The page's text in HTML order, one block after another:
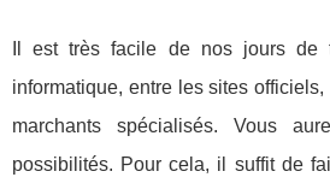
Il est très facile de nos jours de
informatique, entre les sites
marchants spécialisés. Vous
possibilités. Pour cela, il suffit de